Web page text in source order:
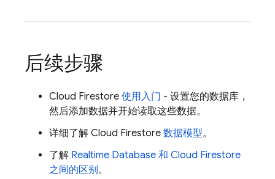
后续步骤
Cloud Firestore 使用入门 - 设置您的数据库，
然后添加数据并开始读取这些数据。
详细了解 Cloud Firestore 数据模型。
了解 Realtime Database 和 Cloud Firestore
之间的区别。